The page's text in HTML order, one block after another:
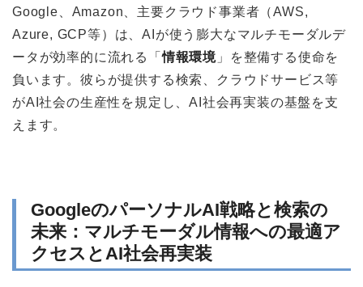
Google、Amazon、主要クラウド事業者（AWS,
Azure, GCP等）は、AIが使う膨大なマルチモーダルデ
ータが効率的に流れる「情報環境 」を整備する使命を
負います。彼らが提供する検索、クラウドサービス等
がAI社会の生産性を規定し、AI社会再実装の基盤を支
えます。
GoogleのパーソナルAI戦略と検索の
未来：マルチモーダル情報への最適ア
クセスとAI社会再実装